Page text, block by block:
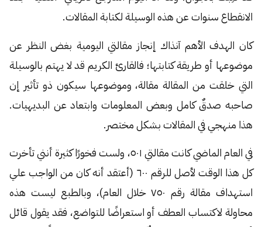
الانقطاع سنوات عن هذه الوسيلة لكتابة المقالات.
كان الهدف الأهم آنذاك إنجاز مقالتي اليومية بغض النظر عن
موضوعها أو طريقة كتابتها؛ فالقارئ الكريم قد لا يهتم بالوسيلة
التي خلقت من المقالة مقالة، وموضوعها سيكون ذو تأثير إن
صاحبه صدقٌ كامل وبعض المعلومات وابتعاد عن البديهيات.
هذا منهجي في المقالات بشكل مختصر.
في العام الماضي كانت مقالتي ٥٠١، ولست فخورًا كثيرة أنني تأخرت
كل هذا الوقت لأصل للرقم ٦٠٠ (أعتقد أنه كان من الواجب علي
استهداف مقالة رقم ٧٥٠ خلال العام)، وبالطبع ليست هذه
محاولة لاكتساب العطف أو استعراضًا للتواضع، فقد يقول قائل